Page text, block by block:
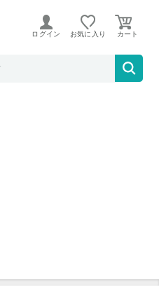
。
ログイン お気に入り
ーセット ３本 MCIS